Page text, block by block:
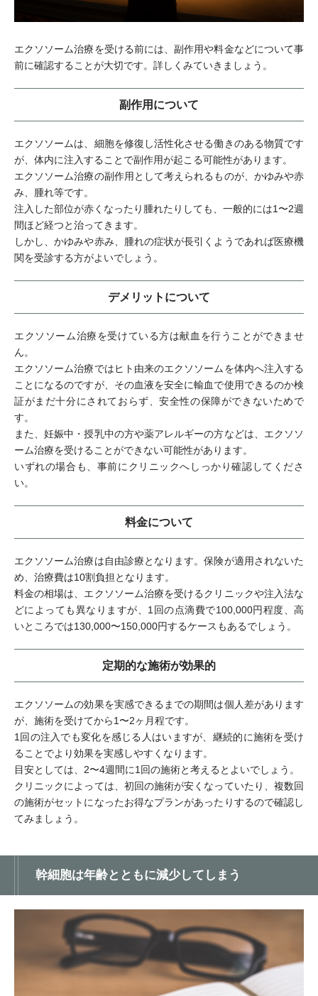
エクソソーム治療を受ける前には、副作用や料金などについて事
前に確認することが大切です。詳しくみていきましょう。
副作用について
エクソソームは、細胞を修復し活性化させる働きのある物質です
が、体内に注入することで副作用が起こる可能性があります。
エクソソーム治療の副作用として考えられるものが、かゆみや赤
み、腫れ等です。
注入した部位が赤くなったり腫れたりしても、一般的には1〜2週
間ほど経つと治ってきます。
しかし、かゆみや赤み、腫れの症状が長引くようであれば医療機
関を受診する方がよいでしょう。
デメリットについて
エクソソーム治療を受けている方は献血を行うことができませ
ん。
エクソソーム治療ではヒト由来のエクソソームを体内へ注入する
ことになるのですが、その血液を安全に輸血で使用できるのか検
証がまだ十分にされておらず、安全性の保障ができないためで
す。
また、妊娠中・授乳中の方や薬アレルギーの方などは、エクソソ
ーム治療を受けることができない可能性があります。
いずれの場合も、事前にクリニックへしっかり確認してくださ
い。
料金について
エクソソーム治療は自由診療となります。保険が適用されないた
め、治療費は10割負担となります。
料金の相場は、エクソソーム治療を受けるクリニックや注入法な
どによっても異なりますが、1回の点滴費で100,000円程度、高
いところでは130,000〜150,000円するケースもあるでしょう。
定期的な施術が効果的
エクソソームの効果を実感できるまでの期間は個人差があります
が、施術を受けてから1〜2ヶ月程です。
1回の注入でも変化を感じる人はいますが、継続的に施術を受け
ることでより効果を実感しやすくなります。
目安としては、2〜4週間に1回の施術と考えるとよいでしょう。
クリニックによっては、初回の施術が安くなっていたり、複数回
の施術がセットになったお得なプランがあったりするので確認し
てみましょう。
幹細胞は年齢とともに減少してしまう